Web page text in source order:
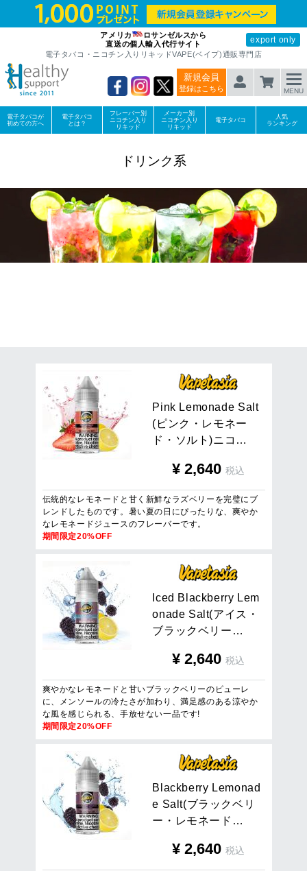
アメリカ
ロサンゼルスから
直送の個人輸入代行サイト
export only
電子タバコ・ニコチン入りリキッドVAPE(ベイプ)通販専門店
新規会員
登録はこちら MENU
電子タバコが
初めての方へ
電子タバコ
とは？
フレーバー別
ニコチン入り
リキッド
メーカー別
ニコチン入り
リキッド
電子タバコ
人気
ランキング
ドリンク系
Pink Lemonade Sa t
( ピンク ・ レ モネー
ド ・ ソル ト )ニ コ …
¥ 2,640 税込
伝統的なレモネードと甘く新鮮なラズベリーを完璧にブ
レンドしたものです。暑い夏の日にぴったりな、爽やか
なレモネードジュースのフレーバーです。
期間限定20%OFF
ced B ackberry Lem
onade Sa t(アイ ス ・
ブラ ッ クベリ ー …
¥ 2,640 税込
爽やかなレモネードと甘いブラックベリーのピューレ
に、メンソールの冷たさが加わり、満足感のある涼やか
な風を感じられる、手放せない一品です!
期間限定20%OFF
B ackberry Lemonad
e Sa lt(ブラ ッ クベ リ
ー ・ レモネー ド …
¥ 2,640 税込